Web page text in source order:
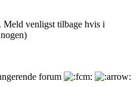
Meld venligst tilbage hvis i
forum